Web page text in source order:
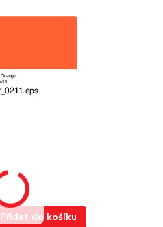
Přidat do košíku